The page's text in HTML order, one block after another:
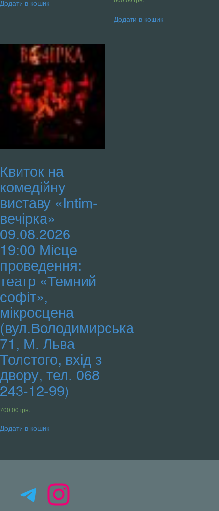
Додати в кошик
Додати в кошик
Квиток на
комедійну
виставу «Intim-
вечірка»
09.08.2026
19:00 Місце
проведення:
театр «Темний
софіт»,
мікросцена
(вул.Володимирська
71, М. Льва
Толстого, вхід з
двору, тел. 068
243-12-99)
700.00 грн.
Додати в кошик
Telegram
Instagram